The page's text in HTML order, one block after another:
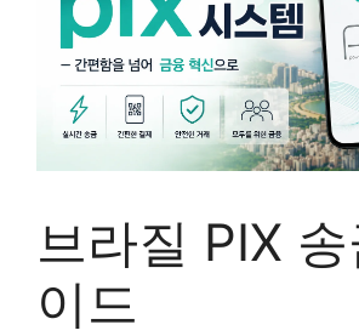
브라질 PIX
이드